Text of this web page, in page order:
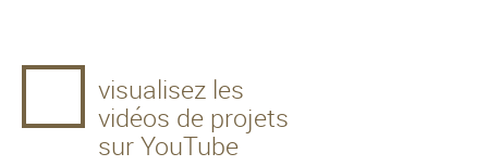
visualisez les
vidéos de projets
sur YouTube